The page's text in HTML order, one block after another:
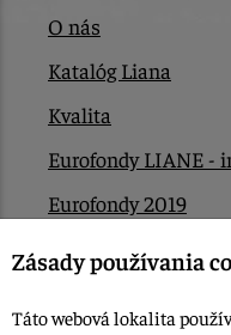
O nás
Katalóg Liana
Kvalita
Eurofondy LIANE -
Eurofondy 2019
Eurofondy 2022/2023
Zásady používania
Táto webová lokalita